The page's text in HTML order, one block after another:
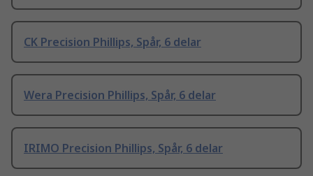
CK Precision Phillips, Spår, 6 delar
Wera Precision Phillips, Spår, 6 delar
IRIMO Precision Phillips, Spår, 6 delar